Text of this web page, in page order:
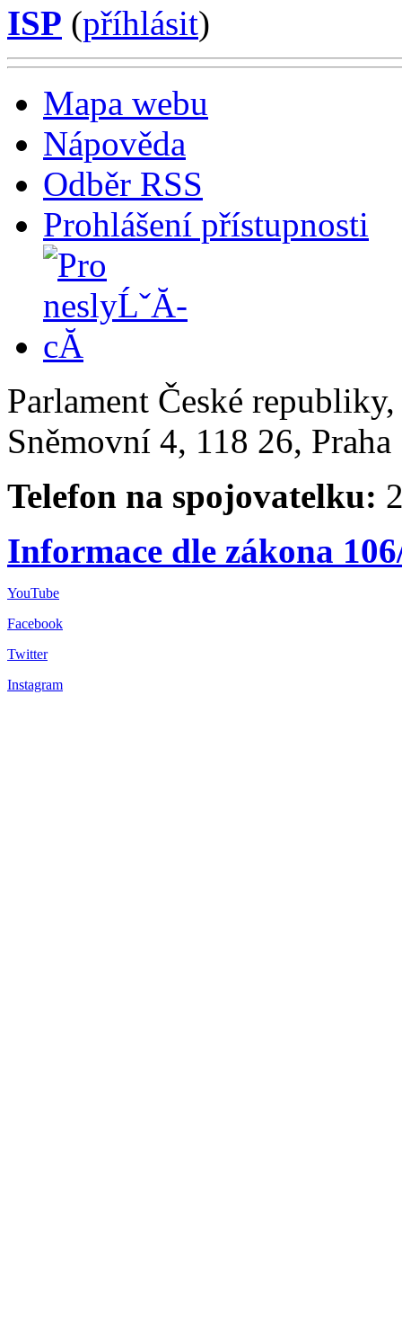
ISP (příhlásit)
Mapa webu
Nápověda
Odběr RSS
Prohlášení přístupnosti
Parlament České
Sněmovní 4, 118 26,
Telefon na spojovatelku:
Informace dle zákona
YouTube
Facebook
Twitter
Instagram